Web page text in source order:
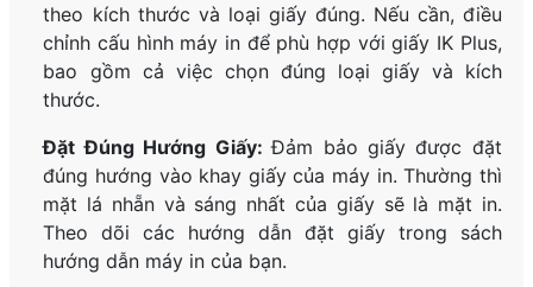
theo kích thước và loại giấy đúng. Nếu cần, điều
chỉnh cấu hình máy in để phù hợp với giấy IK Plus,
bao gồm cả việc chọn đúng loại giấy và kích
thước.
Đặt Đúng Hướng Giấy:Đảm bảo giấy được đặt
đúng hướng vào khay giấy của máy in. Thường thì
mặt lá nhẵn và sáng nhất của giấy sẽ là mặt in.
Theo dõi các hướng dẫn đặt giấy trong sách
hướng dẫn máy in của bạn.